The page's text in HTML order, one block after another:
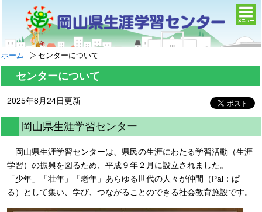
ホーム センターについて
センターについて
2025年8月24日更新
岡山県生涯学習センター
岡山県生涯学習センターは、県民の生涯にわたる学習活動（生涯
学習）の振興を図るため、平成９年２月に設立されました。
「少年」「壮年」「老年」あらゆる世代の人々が仲間（Pal：ぱ
る）として集い、学び、つながることのできる社会教育施設です。